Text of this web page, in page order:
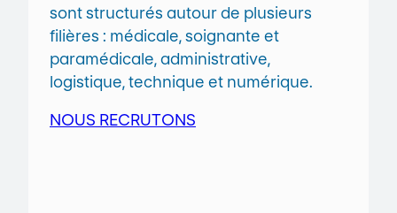
sont structurés autour de plusieurs
filières : médicale, soignante et
paramédicale, administrative,
logistique, technique et numérique.
NOUS RECRUTONS